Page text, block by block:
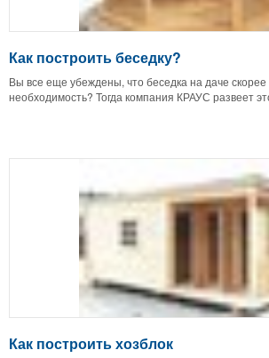
Как построить беседку?
Вы все еще убеждены, что беседка на даче скорее
необходимость? Тогда компания КРАУС развеет
Как построить хозблок